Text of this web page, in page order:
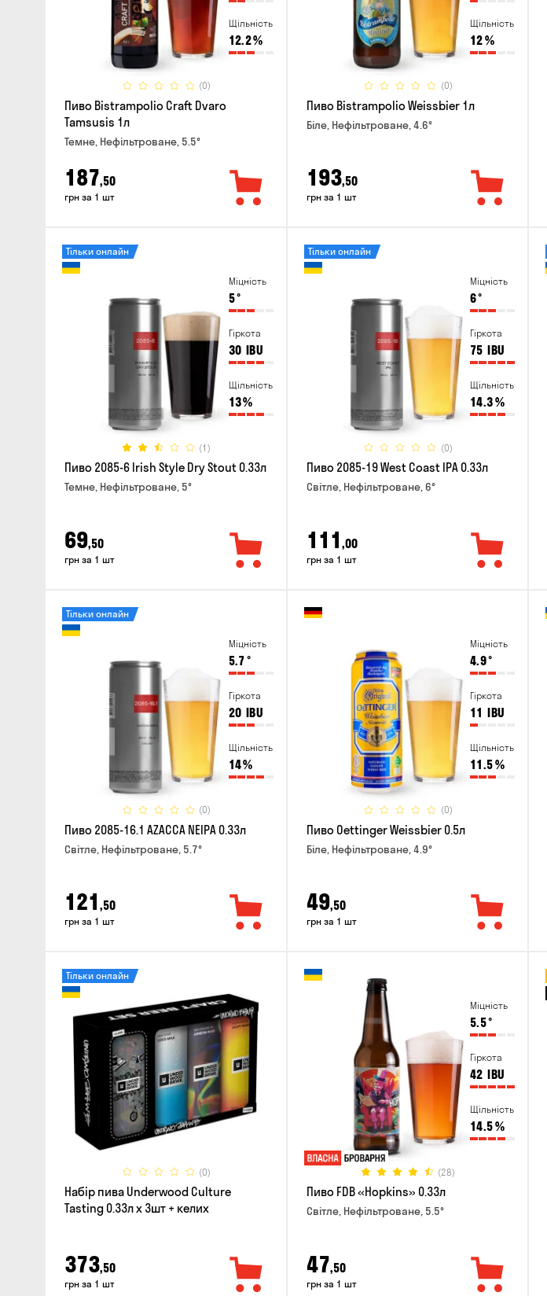
Щільність
12.2%
(0)
Пиво Bistrampolio Craft Dvaro
Tamsusis 1л
Темне, Нефільтроване, 5.5°
187,50
грн за 1 шт
Щільність
12%
(0)
Пиво Bistrampolio Weissbier 1л
Біле, Нефільтроване, 4.6°
193,50
грн за 1 шт
Міцність
5°
Гіркота
30 IBU
Щільність
13%
(1)
Тільки онлайн
Пиво 2085-6 Irish Style Dry Stout 0.33л
Темне, Нефільтроване, 5°
69,50
грн за 1 шт
Міцність
6°
Гіркота
75 IBU
Щільність
14.3%
(0)
Тільки онлайн
Пиво 2085-19 West Coast IPA 0.33л
Світле, Нефільтроване, 6°
111 ,00
грн за 1 шт
Міцність
5.7°
Гіркота
20 IBU
Щільність
14%
(0)
Тільки онлайн
Пиво 2085-16.1 AZACCA NEIPA 0.33л
Світле, Нефільтроване, 5.7°
121 ,50
грн за 1 шт
Міцність
4.9°
Гіркота
11 IBU
Щільність
11.5%
(0)
Пиво Oettinger Weissbier 0.5л
Біле, Нефільтроване, 4.9°
49,50
грн за 1 шт
(0)
Тільки онлайн
Набір пива Underwood Culture
Tasting 0.33л x 3шт + келих
373,50
грн за 1 шт
Міцність
5.5°
Гіркота
42 IBU
Щільність
14.5%
(28)
Пиво FDB «Hopkins» 0.33л
Світле, Нефільтроване, 5.5°
47,50
грн за 1 шт